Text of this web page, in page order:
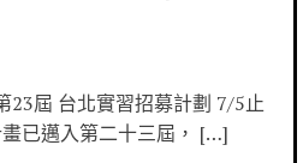
23屆 台北實習招募計劃 7/5止
已邁入第二十三屆， […]